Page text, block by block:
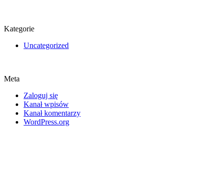
Kategorie
Uncategorized
Meta
Zaloguj się
Kanał wpisów
Kanał komentarzy
WordPress.org